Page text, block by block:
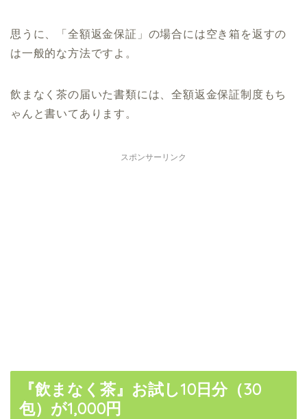
思うに、「全額返金保証」の場合には空き箱を返すの
は一般的な方法ですよ。
飲まなく茶の届いた書類には、全額返金保証制度もち
ゃんと書いてあります。
スポンサーリンク
『飲まなく茶』お試し10日分（30
包）が1,000円